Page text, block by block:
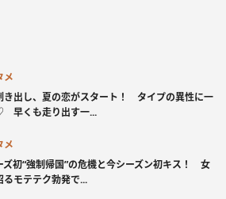
メ
き出し、夏の恋がスタート！ タイプの異性に一
早くも走り出す一...
メ
ズ初“強制帰国”の危機と今シーズン初キス！ 女
るモテテク勃発で...